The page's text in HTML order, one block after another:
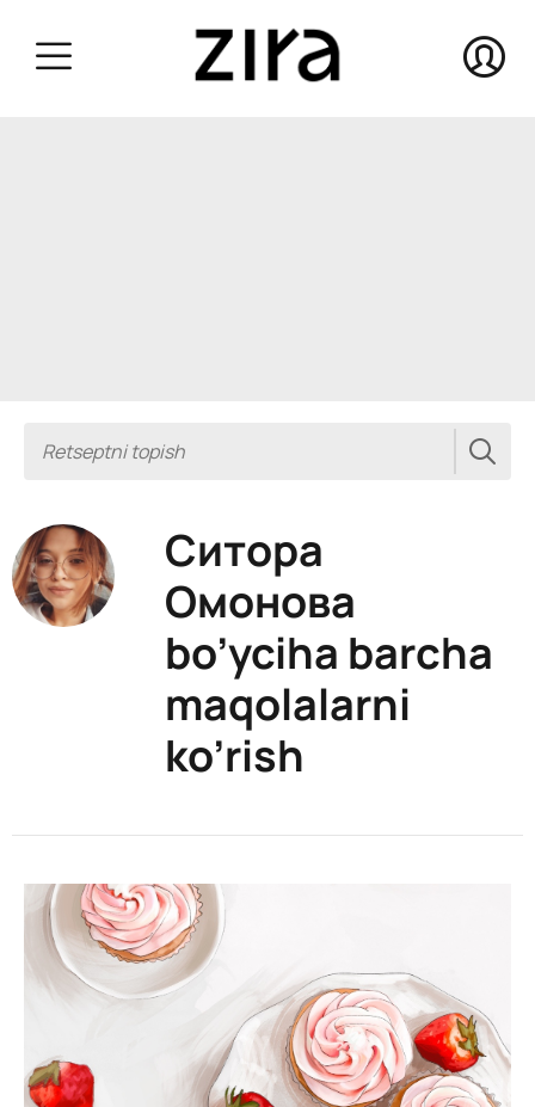
Ситора
Омонова
bo’yciha barcha
maqolalarni
ko’rish